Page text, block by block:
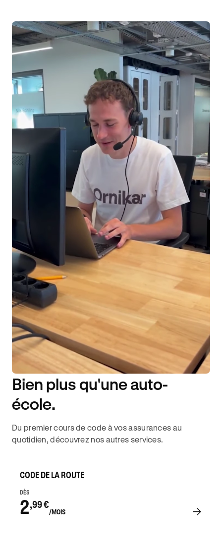
DISPONIBILITÉ 6J/7
Bien plus qu'une auto-
école.
Du premier cours de code à vos assurances au
quotidien, découvrez nos autres services.
CODE DE LA ROUTE
DÈS
2,99 €
/MOIS